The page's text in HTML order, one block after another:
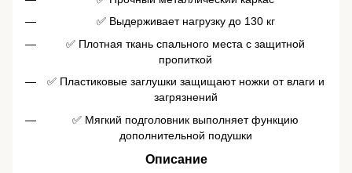
✅ Выдерживает нагрузку до 130 кг
✅ Плотная ткань спального места с защитной
пропиткой
✅ Пластиковые заглушки защищают ножки от влаги и
загрязнений
✅ Мягкий подголовник выполняет функцию
дополнительной подушки
Описание